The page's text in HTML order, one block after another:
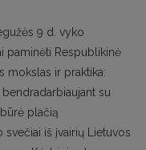
9 d. vyko
paminėti Respublikinė
mokslas ir praktika:
su
plačią
iš įvairių Lietuvos